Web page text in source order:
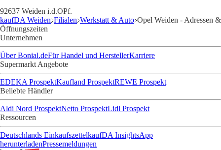
92637 Weiden i.d.OPf.
kaufDA Weiden Filialen Werkstatt & Auto Opel Weiden - Adressen &
Öffnungszeiten
Unternehmen
Über Bonial.deFür Handel und HerstellerKarriere
Supermarkt Angebote
EDEKA ProspektKaufland ProspektREWE Prospekt
Beliebte Händler
Aldi Nord ProspektNetto ProspektLidl Prospekt
Ressourcen
Deutschlands EinkaufszettelkaufDA InsightsApp
herunterladenPressemeldungen